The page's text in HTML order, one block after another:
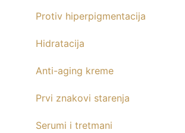
Protiv hiperpigmentacija
Hidratacija
Anti-aging kreme
Prvi znakovi starenja
Serumi i tretmani